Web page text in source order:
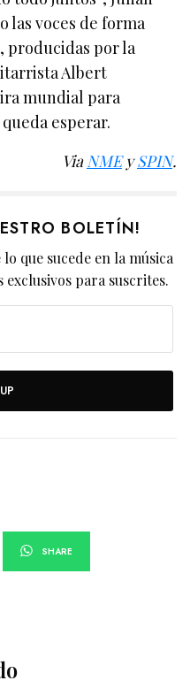
las voces de forma
producidas por la
Albert
mundial para
esperar.
ViaNMEySPIN.
BOLETÍN!
que sucede en la música
para suscrites.
SHARE